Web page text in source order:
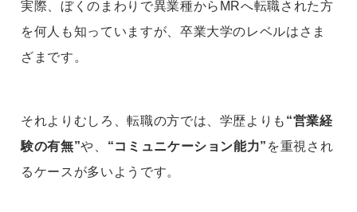
実際、ぼくのまわりで異業種からMRへ転職された方
を何人も知っていますが、卒業大学のレベルはさま
ざまです。
それよりむしろ、転職の方では、学歴よりも “営業経
験の有無”や、 “コミュニケーション能力” を重視され
るケースが多いようです。